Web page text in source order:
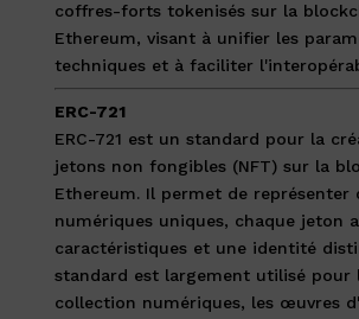
coffres-forts tokenisés sur la
Ethereum, visant à unifier les
techniques et à faciliter
ERC-721
ERC-721 est un standard pour la
jetons non fongibles (NFT) sur la
Ethereum. Il permet de représenter
numériques uniques, chaque jeton
caractéristiques et une identité
standard est largement utilisé pour
collection numériques, les œuvres